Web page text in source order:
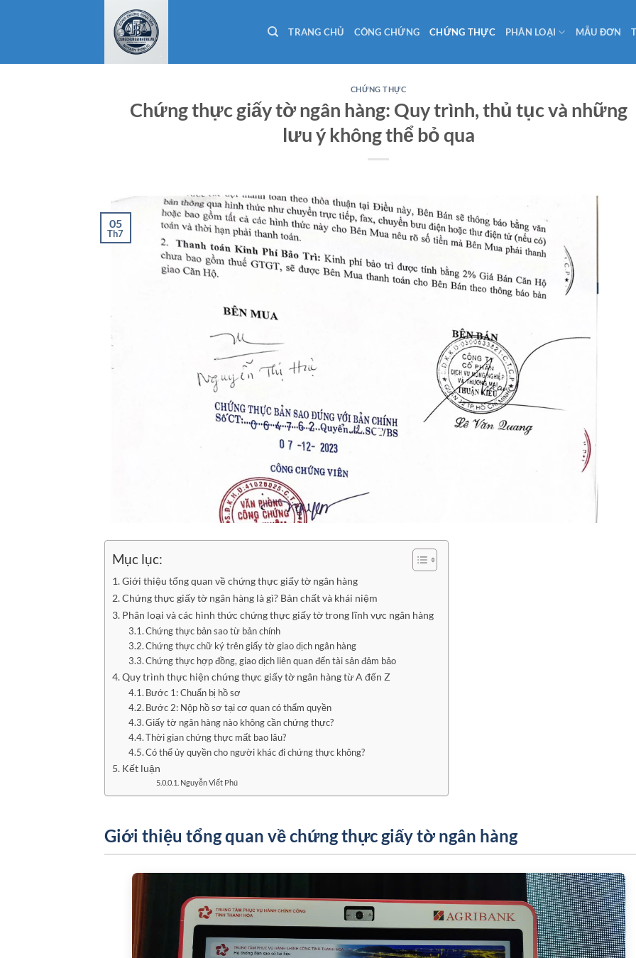
dung
TRANG CHỦ CÔNG CHỨNG CHỨNG THỰC PHÂN LOẠI MẪU ĐƠN
CHỨNG THỰC
Chứng thực giấy tờ ngân hàng: Quy trình, thủ tục và những
lưu ý không thể bỏ qua
05
Th7
Mục lục:
Giới thiệu tổng quan về chứng thực giấy tờ ngân hàng
Chứng thực giấy tờ ngân hàng là gì? Bản chất và khái niệm
Phân loại và các hình thức chứng thực giấy tờ trong lĩnh vực ngân hàng
Chứng thực bản sao từ bản chính
Chứng thực chữ ký trên giấy tờ giao dịch ngân hàng
Chứng thực hợp đồng, giao dịch liên quan đến tài sản đảm bảo
Quy trình thực hiện chứng thực giấy tờ ngân hàng từ A đến Z
Bước 1: Chuẩn bị hồ sơ
Bước 2: Nộp hồ sơ tại cơ quan có thẩm quyền
Giấy tờ ngân hàng nào không cần chứng thực?
Thời gian chứng thực mất bao lâu?
Có thể ủy quyền cho người khác đi chứng thực không?
Kết luận
Nguyễn Viết Phú
Giới thiệu tổng quan về chứng thực giấy tờ ngân hàng